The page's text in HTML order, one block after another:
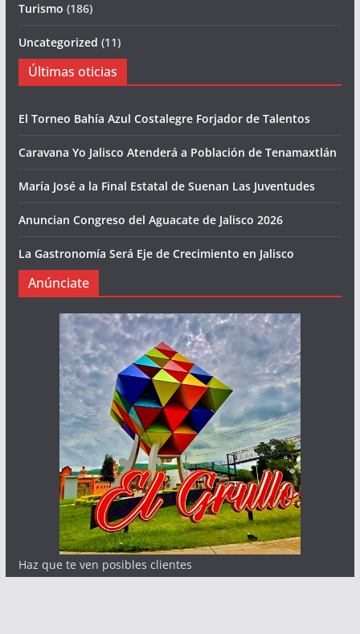
Turismo (186)
Uncategorized (11)
Últimas oticias
El Torneo Bahía Azul Costalegre Forjador de Talentos
Caravana Yo Jalisco Atenderá a Población de Tenamaxtlán
María José a la Final Estatal de Suenan Las Juventudes
Anuncian Congreso del Aguacate de Jalisco 2026
La Gastronomía Será Eje de Crecimiento en Jalisco
Anúnciate
Haz que te ven posibles clientes